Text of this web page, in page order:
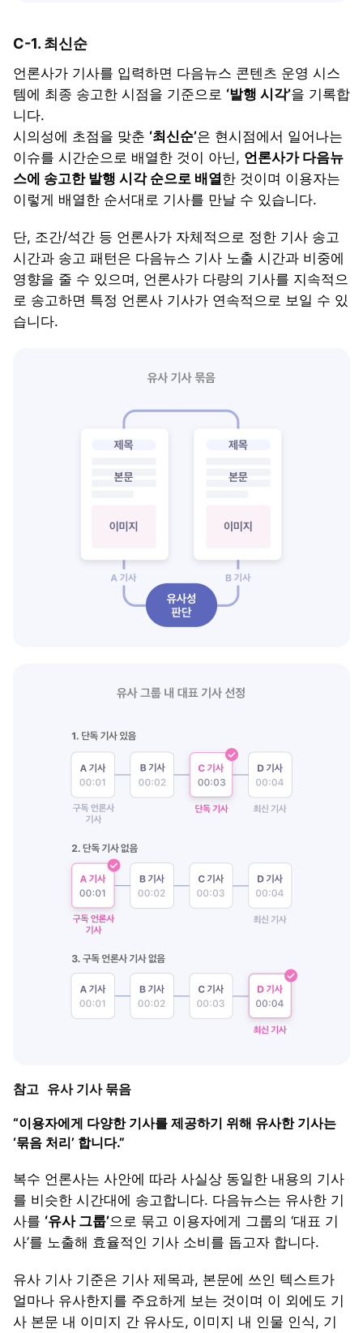
C-1. 최신순
언론사가 기사를 입력하면 다음뉴스 콘텐츠 운영 시스
템에 최종 송고한 시점을 기준으로 ‘발행 시각’을 기록합
니다.
시의성에 초점을 맞춘 ‘최신순’은 현시점에서 일어나는
이슈를 시간순으로 배열한 것이 아닌, 언론사가 다음뉴
스에 송고한 발행 시각 순으로 배열한 것이며 이용자는
이렇게 배열한 순서대로 기사를 만날 수 있습니다.
단, 조간/석간 등 언론사가 자체적으로 정한 기사 송고
시간과 송고 패턴은 다음뉴스 기사 노출 시간과 비중에
영향을 줄 수 있으며, 언론사가 다량의 기사를 지속적으
로 송고하면 특정 언론사 기사가 연속적으로 보일 수 있
습니다.
참고 유사 기사 묶음
“이용자에게 다양한 기사를 제공하기 위해 유사한 기사는
‘묶음 처리’ 합니다.”
복수 언론사는 사안에 따라 사실상 동일한 내용의 기사
를 비슷한 시간대에 송고합니다. 다음뉴스는 유사한 기
사를 ‘유사 그룹’으로 묶고 이용자에게 그룹의 ‘대표 기
사’를 노출해 효율적인 기사 소비를 돕고자 합니다.
유사 기사 기준은 기사 제목과, 본문에 쓰인 텍스트가
얼마나 유사한지를 주요하게 보는 것이며 이 외에도 기
사 본문 내 이미지 간 유사도, 이미지 내 인물 인식, 기